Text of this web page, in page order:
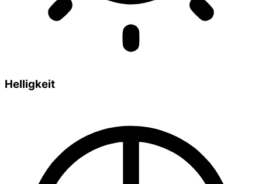
Helligkeit